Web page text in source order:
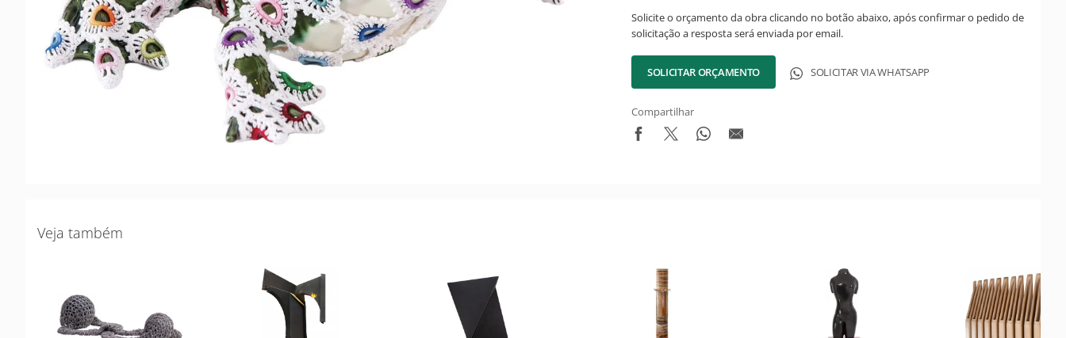
Solicite o orçamento da obra clicando no botão abaixo, após confirmar o pedido de
solicitação a resposta será enviada por email.
SOLICITAR ORÇAMENTO SOLICITAR VIA WHATSAPP
Compartilhar
Veja também